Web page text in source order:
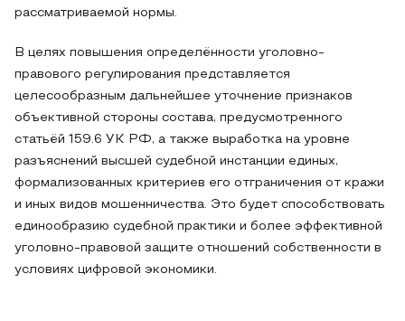
рассматриваемой нормы.
В целях повышения определённости уголовно-
правового регулирования представляется
целесообразным дальнейшее уточнение признаков
объективной стороны состава, предусмотренного
статьёй 159.6 УК РФ, а также выработка на уровне
разъяснений высшей судебной инстанции единых,
формализованных критериев его отграничения от кражи
и иных видов мошенничества. Это будет способствовать
единообразию судебной практики и более эффективной
уголовно-правовой защите отношений собственности в
условиях цифровой экономики.